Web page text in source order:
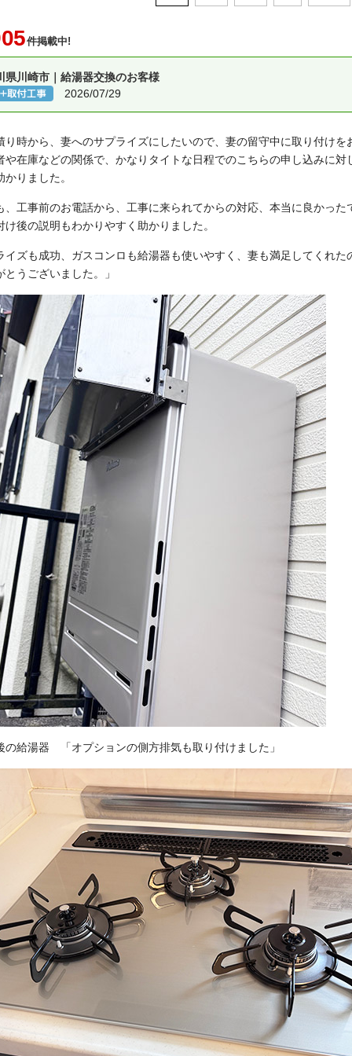
件掲載中!
県川崎市｜給湯器交換のお客様
2026/07/29
り時から、妻へのサプライズにしたいので、妻の留守中に取り付けを
や在庫などの関係で、かなりタイトな日程でのこちらの申し込みに
かりました。
、工事前のお電話から、工事に来られてからの対応、本当に良かった
け後の説明もわかりやすく助かりました。
イズも成功、ガスコンロも給湯器も使いやすく、妻も満足してくれた
とうございました。」
の給湯器 「オプションの側方排気も取り付けました」